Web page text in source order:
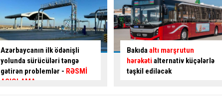
Bakıdaaltı marşrutun
hərəkəti alternativ küçələrlə
təşkil ediləcək
İlisuda Ramramay şəlaləsinə
gedənlərdən ödəniş alınır? -
İDDİA - VİDEO